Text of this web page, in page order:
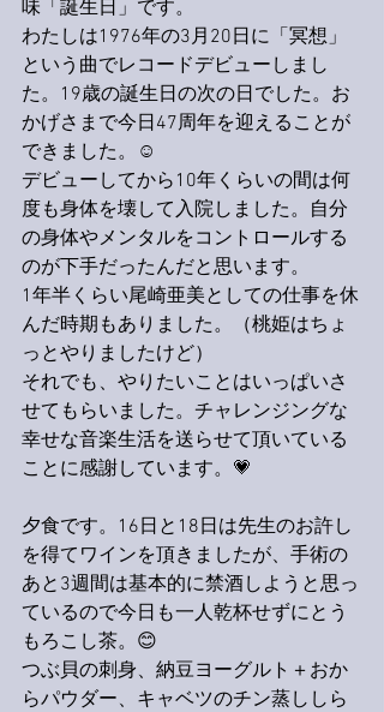
味「誕生日」です。
わたしは1976年の3月20日に「冥想」
という曲でレコードデビューしまし
た。19歳の誕生日の次の日でした。お
かげさまで今日47周年を迎えることが
できました。☺️
デビューしてから10年くらいの間は何
度も身体を壊して入院しました。自分
の身体やメンタルをコントロールする
のが下手だったんだと思います。
1年半くらい尾崎亜美としての仕事を休
んだ時期もありました。（桃姫はちょ
っとやりましたけど）
それでも、やりたいことはいっぱいさ
せてもらいました。チャレンジングな
幸せな音楽生活を送らせて頂いている
ことに感謝しています。💗
夕食です。16日と18日は先生のお許し
を得てワインを頂きましたが、手術の
あと3週間は基本的に禁酒しようと思っ
ているので今日も一人乾杯せずにとう
もろこし茶。😊
つぶ貝の刺身、納豆ヨーグルト＋おか
らパウダー、キャベツのチン蒸ししら